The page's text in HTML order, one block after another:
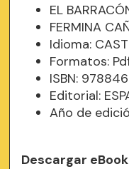
EL
FERMINA
Idioma:
Formatos:
ISBN:
Editorial:
Año de
Descargar